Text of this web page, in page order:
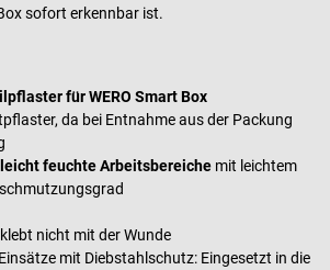
sofort erkennbar ist.
für WERO Smart Box
da bei Entnahme aus der Packung
feuchte Arbeitsbereiche mit leichtem
nicht mit der Wunde
mit Diebstahlschutz: Eingesetzt in die